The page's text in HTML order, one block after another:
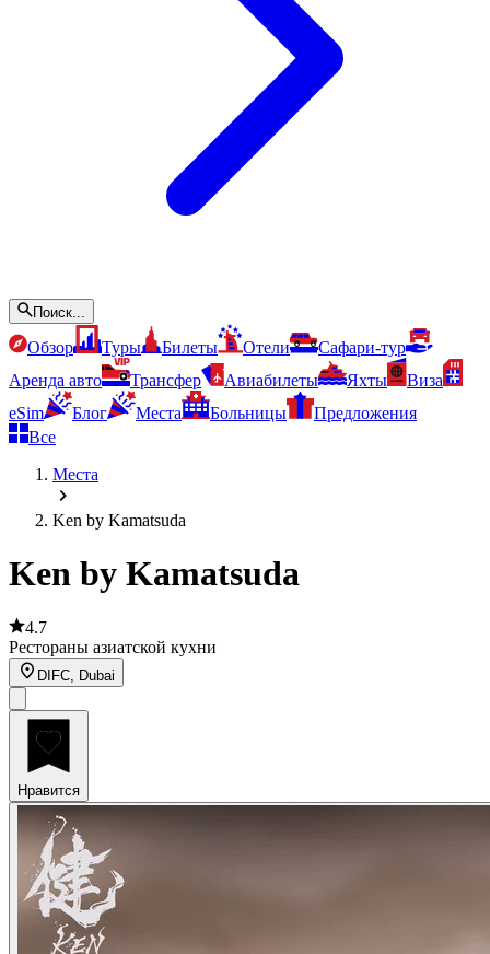
Поиск...
Обзор Туры Билеты Отели
Сафари-тур
Аренда авто
Трансфер Авиабилеты Яхты
Виза
eSim
Блог Места Больницы
Предложения
Все
Места
Ken by Kamatsuda
Ken by Kamatsuda
4.7
Рестораны азиатской кухни
DIFC, Dubai
Нравится